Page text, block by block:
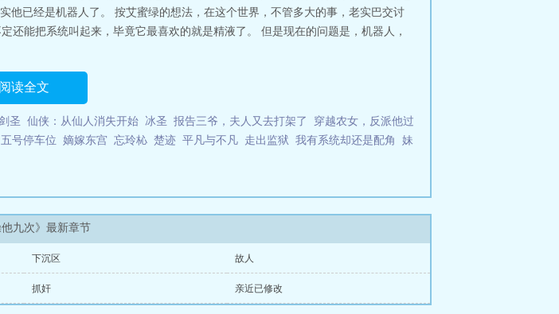
他已经是机器人了。 按艾蜜绿的想法，在这个世界，不管多大的事，老实巴交讨
能把系统叫起来，毕竟它最喜欢的就是精液了。 但是现在的问题是，机器人，
阅读全文
圣 仙侠：从仙人消失开始 冰圣 报告三爷，夫人又去打架了
穿越农女，反派他过
五号停车位 嫡嫁东宫 忘玲杺 楚迹 平凡与不凡 走出监狱 我有系统却还是配角
妹
他九次》最新章节
下沉区 故人
抓奸 亲近已修改